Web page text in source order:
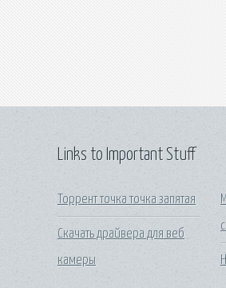
Links to Important Stuff
Торрент точка точка запятая
Скачать драйвера для веб
камеры